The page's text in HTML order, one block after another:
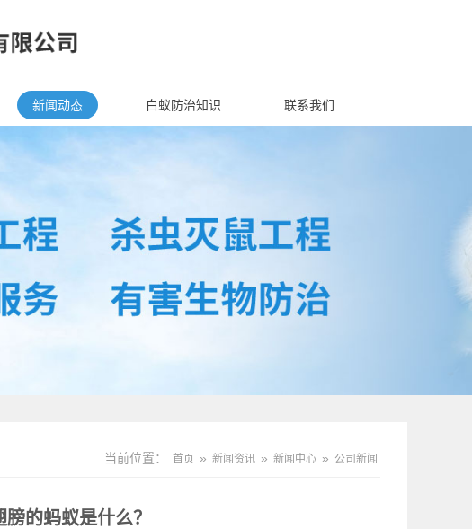
新闻动态 白蚁防治知识 联系我们
当前位置： 首页 » 新闻资讯 » 新闻中心 » 公司新闻
的蚂蚁是什么？